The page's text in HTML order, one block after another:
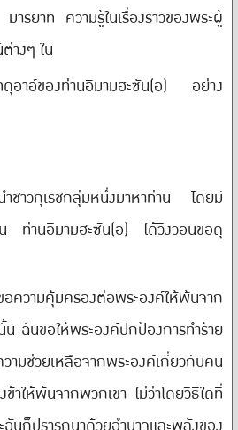
รยาท ความรู้ในเรื่องราวของพระผู้
างๆ ใน
ดุอาอ์ของท่านอิมามฮะซัน(อ) อย่าง
ำชาวกุเรชกลุ่มหนึ่งมาหาท่าน โดยมี
น ท่านอิมามฮะซัน(อ) ได้วิงวอนขอดุ
ความคุ้มครองต่อพระองค์ให้พ้นจาก
น ฉันขอให้พระองค์ปกป้องการทำร้าย
มช่วยเหลือจากพระองค์เกี่ยวกับคน
าให้พ้นจากพวกเขา ไม่ว่าโดยวิธีใดที่